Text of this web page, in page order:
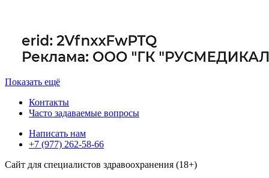
Показать ещё
Контакты
Часто задаваемые вопросы
Написать нам
+7 (977) 262-58-66
Сайт для специалистов здравоохранения (18+)